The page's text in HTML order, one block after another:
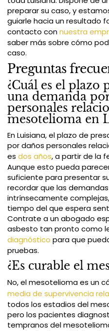
preparar su caso, y
guiarle hacia un resultado
contacto connuestra
saber más sobre cómo
caso.
Preguntas
¿Cuál es el plazo
una demanda
personales
mesotelioma en
En Luisiana, el plazo de
por daños personales
es dos años, a partir de la
Aunque esto pueda
suficiente para presentar
recordar que las
intrínsecamente
tiempo del que espera
Contrate a un abogado
asbesto tan pronto como
diagnóstico para que
pruebas.
¿Es curable el
No, el mesotelioma es un
media de supervivencia
todos los estadios del
pero los pacientes
tempranos del